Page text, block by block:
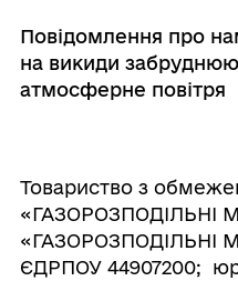
Повідомлення про
на викиди
атмосферне повітря
Товариство з
«ГАЗОРОЗПОДІЛЬНІ
«ГАЗОРОЗПОДІЛЬНІ
ЄДРПОУ 44907200;